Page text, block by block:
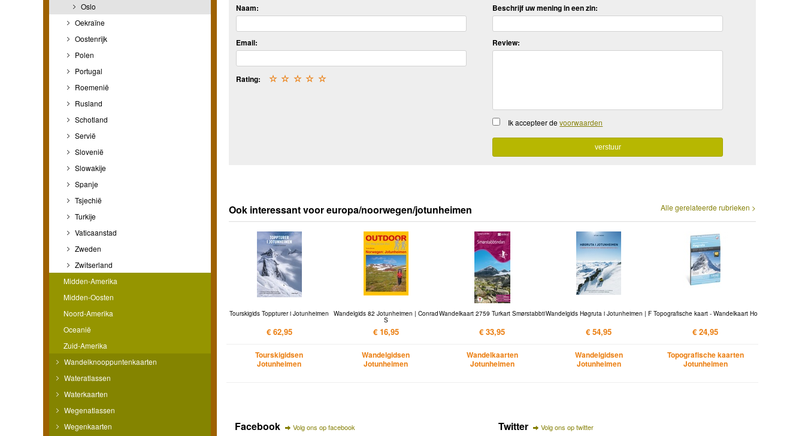
Oslo
Oekraïne
Oostenrijk
Polen
Portugal
Roemenië
Rusland
Schotland
Servië
Slovenië
Slowakije
Spanje
Tsjechië
Turkije
Vaticaanstad
Zweden
Zwitserland
Midden-Amerika
Midden-Oosten
Noord-Amerika
Oceanië
Zuid-Amerika
Wandelknooppuntenkaarten
Wateratlassen
Waterkaarten
Wegenatlassen
Wegenkaarten
Naam:
Email:
Rating: ☆
☆
☆
☆
☆
Beschrijf uw mening in een zin:
Review:
Ik accepteer devoorwaarden
Alle gerelateerde rubrieken >
Ook interessant voor europa/noorwegen/jotunheimen
Tourskigids Toppturer i Jotunheimen
€ 62,95
Tourskigidsen
Jotunheimen
Wandelgids 82 Jotunheimen | Conrad
S
€ 16,95
Wandelgidsen
Jotunheimen
Wandelkaart 2759 Turkart Smørstabbti
€ 33,95
Wandelkaarten
Jotunheimen
Wandelgids Høgruta i Jotunheimen | F
€ 54,95
Wandelgidsen
Jotunheimen
Topografische kaart - Wandelkaart Ho
€ 24,95
Topografische kaarten
Jotunheimen
Facebook Volg ons op facebook Twitter Volg ons op twitter